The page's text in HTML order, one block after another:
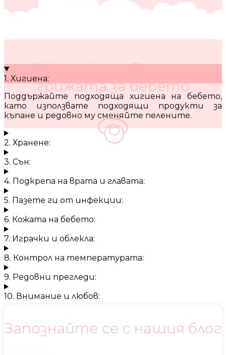
10 кратки съвета за
грижата за бебето
1. Хигиена:
Поддържайте подходяща хигиена на бебето,
като използвате подходящи продукти за
къпане и редовно му сменяйте пелените.
2. Хранене:
3. Сън:
4. Подкрепа на врата и главата:
5. Пазете ги от инфекции:
6. Кожата на бебето:
7. Играчки и облекла:
8. Контрол на температурата:
9. Редовни прегледи:
10. Внимание и любов:
Запознайте се с нашия блог